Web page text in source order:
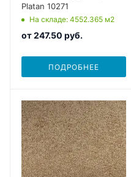
Platan 10271
На складе: 4552.365 м2
от247.50 руб.
ПОДРОБНЕЕ